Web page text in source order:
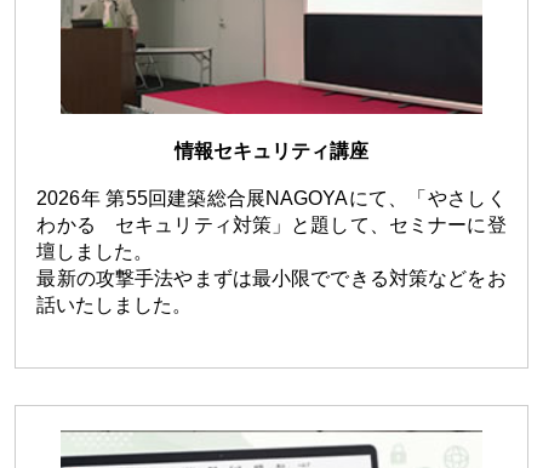
情報セキュリティ講座
2026年 第55回建築総合展NAGOYAにて、「やさしく
わかる セキュリティ対策」と題して、セミナーに登
壇しました。
最新の攻撃手法やまずは最小限でできる対策などをお
話いたしました。